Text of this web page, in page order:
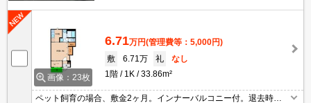
画像：23枚
6.71万円(管理費等：5,000円)
敷
6.71万 礼
なし
1階
1K 33.86m²
ペット飼育の場合、敷金2ヶ月。インナーバルコニー付。退去時、